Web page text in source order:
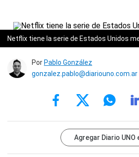
Netflix tiene la serie de Estados Unidos
Por Pablo González
gonzalez.pablo@diariouno.com.ar
Agregar Diario UNO